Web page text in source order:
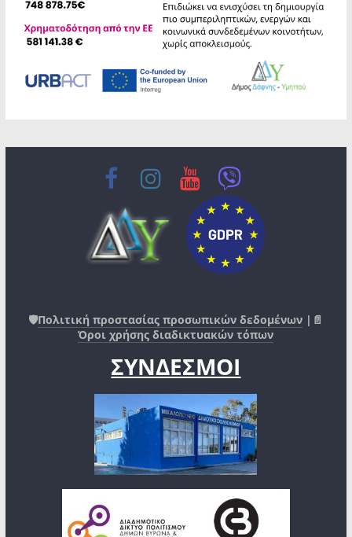
🛡️Πολιτική προστασίας προσωπικών δεδομένων |📄
Όροι χρήσης διαδικτυακών τόπων
ΣΥΝΔΕΣΜΟΙ